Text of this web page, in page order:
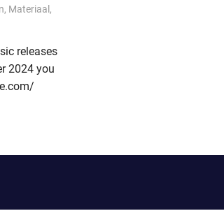
, Materiaal,
releases
2024 you